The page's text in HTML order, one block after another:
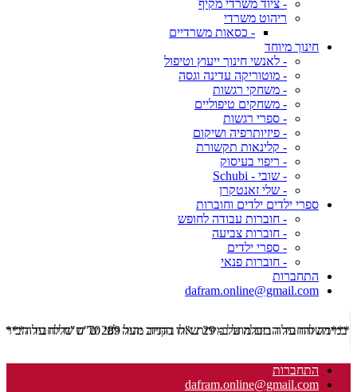
- ציוד משרדי מקיף
ריהוט משרדי
- כסאות משרדיים
חינוך מיוחד
- לאנשי חינוך ייעוץ וטיפול
- מוטוריקה עדינה וגסה
- משחקי רגשות
- משחקים טיפוליים
- ספרי רגשות
- פיזיותרפיה ושיקום
- קלינאות תקשורת
- ריפוי בעיסוק
- שובי - Schubi
- שלי זאנטקרן
ספרי ילדים ילדים וחוברות
- חוברות עבודה לחופש
- חוברות צביעה
- ספרי ילדים
- חוברות פנאי
התחברות
dafram.online@gmail.com
***משלוח עד הבית מוזל ב- 29 ש"ח בקניה מעל 289 ש"ח שליח עד הבית ***
התחברות
dafram.online@gmail.com